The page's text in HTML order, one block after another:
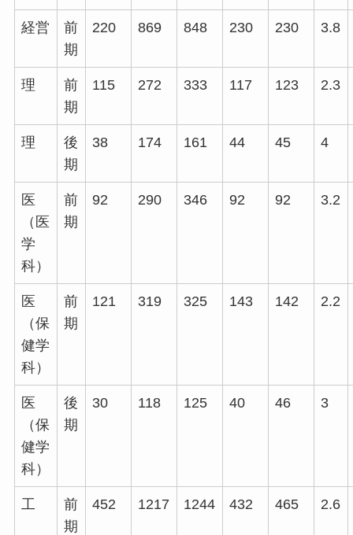
経営
前
期
220 869 848 230 230 3.8
理
前
期
115 272 333 117 123 2.3
理
後
期
38 174 161 44 45 4
医
（医
学
科）
前
期
92 290 346 92 92 3.2
医
（保
健学
科）
前
期
121 319 325 143 142 2.2
医
（保
健学
科）
後
期
30 118 125 40 46 3
工
前
期
452 1217 1244 432 465 2.6